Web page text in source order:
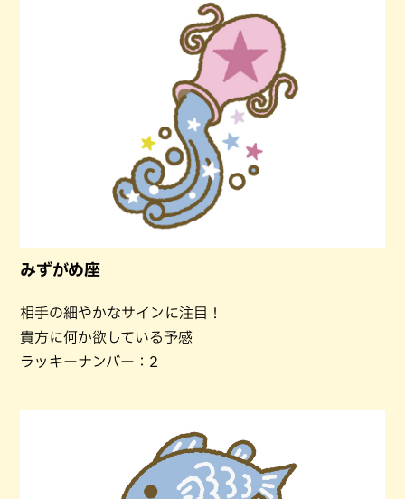
みずがめ座
相手の細やかなサインに注目！
貴方に何か欲している予感
ラッキーナンバー：2